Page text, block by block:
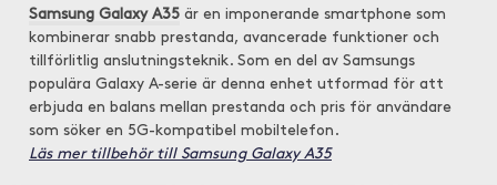
Samsung Galaxy A35 är en imponerande smartphone som
kombinerar snabb prestanda, avancerade funktioner och
tillförlitlig anslutningsteknik. Som en del av Samsungs
populära Galaxy A-serie är denna enhet utformad för att
erbjuda en balans mellan prestanda och pris för användare
som söker en 5G-kompatibel mobiltelefon.
Läs mer tillbehör till Samsung Galaxy A35